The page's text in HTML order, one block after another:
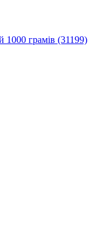
грамів (31199)